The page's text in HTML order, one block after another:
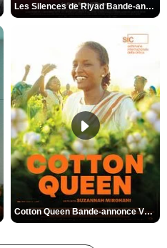
Les Silences de Riyad Bande-annonce VO STFR
Cotton Queen Bande-annonce VO STFR